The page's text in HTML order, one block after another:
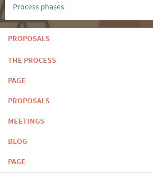
Process phases
PROPOSALS
THE PROCESS
PAGE
PROPOSALS
MEETINGS
BLOG
PAGE